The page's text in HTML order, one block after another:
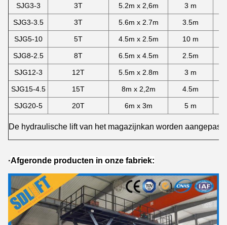
SJG3-3 3T 5.2m x 2,6m 3 m
SJG3-3.5 3T 5.6m x 2.7m 3.5m
SJG5-10 5T 4.5m x 2.5m 10 m
SJG8-2.5 8T 6.5m x 4.5m 2.5m
SJG12-3 12T 5.5m x 2.8m 3 m
SJG15-4.5 15T 8m x 2,2m 4.5m
SJG20-5 20T 6m x 3m 5 m
De hydraulische lift van het magazijnkan worden aangepast
·Afgeronde producten in onze fabriek: